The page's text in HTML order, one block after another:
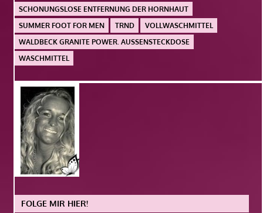
SCHONUNGSLOSE ENTFERNUNG DER HORNHAUT
SUMMER FOOT FOR MEN
TRND
VOLLWASCHMITTEL
WALDBECK GRANITE POWER. AUSSENSTECKDOSE
WASCHMITTEL
FOLGE MIR HIER!